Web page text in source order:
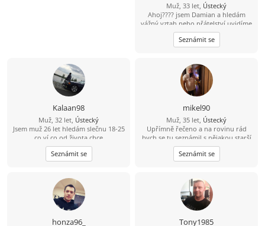
Muž, 33 let, Ústecký
Ahoj???? jsem Damian a hledám
vážný vztah nebo přátelství uvidíme
k čemu nás to doprovodí ???? jsem
veselý a vtipný týpek ???? občas s
nutkou černého humoru ???? rád
zajímavou ženu ????
Seznámit se
Kalaan98
Muž, 32 let, Ústecký
Jsem muž 26 let hledám slečnu 18-25
co ví co od života chce
Seznámit se
mikel90
Muž, 35 let, Ústecký
Upřímně řečeno a na rovinu rád
bych se tu seznámil s nějakou starší
ženou která by měla zájem o někoho
mladšího například mého věku a
mám i rodinu děti tak by to nevadilo
Seznámit se
honza96_ Tony1985